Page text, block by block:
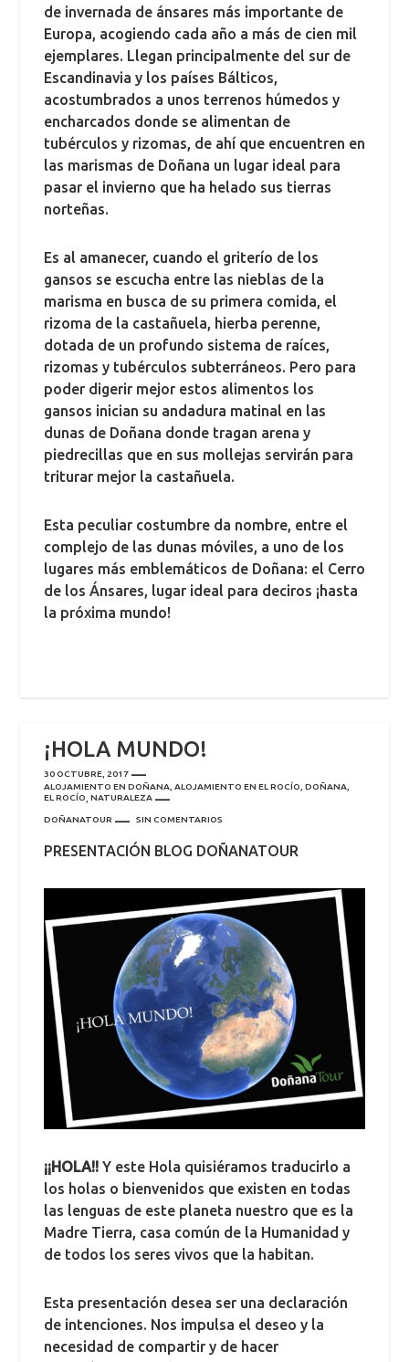
de invernada de ánsares más importante de
Europa, acogiendo cada año a más de cien mil
ejemplares. Llegan principalmente del sur de
Escandinavia y los países Bálticos,
acostumbrados a unos terrenos húmedos y
encharcados donde se alimentan de
tubérculos y rizomas, de ahí que encuentren en
las marismas de Doñana un lugar ideal para
pasar el invierno que ha helado sus tierras
norteñas.
Es al amanecer, cuando el griterío de los
gansos se escucha entre las nieblas de la
marisma en busca de su primera comida, el
rizoma de la castañuela, hierba perenne,
dotada de un profundo sistema de raíces,
rizomas y tubérculos subterráneos. Pero para
poder digerir mejor estos alimentos los
gansos inician su andadura matinal en las
dunas de Doñana donde tragan arena y
piedrecillas que en sus mollejas servirán para
triturar mejor la castañuela.
Esta peculiar costumbre da nombre, entre el
complejo de las dunas móviles, a uno de los
lugares más emblemáticos de Doñana: el Cerro
de los Ánsares, lugar ideal para deciros ¡hasta
la próxima mundo!
¡HOLA MUNDO!
30 OCTUBRE, 2017
ALOJAMIENTO EN DOÑANA ALOJAMIENTO EN EL ROCÍO DOÑANA
EL ROCÍO NATURALEZA
DOÑANATOUR SIN COMENTARIOS
PRESENTACIÓN BLOG DOÑANATOUR
¡¡HOLA!! Y este Hola quisiéramos traducirlo a
los holas o bienvenidos que existen en todas
las lenguas de este planeta nuestro que es la
Madre Tierra, casa común de la Humanidad y
de todos los seres vivos que la habitan.
Esta presentación desea ser una declaración
de intenciones. Nos impulsa el deseo y la
necesidad de compartir y de hacer